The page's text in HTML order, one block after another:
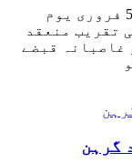
ترکی میں پاکستان کے سفارتخانے نے 5 فروری یوم
تقریب منعقد
غاصبانہ قبضے